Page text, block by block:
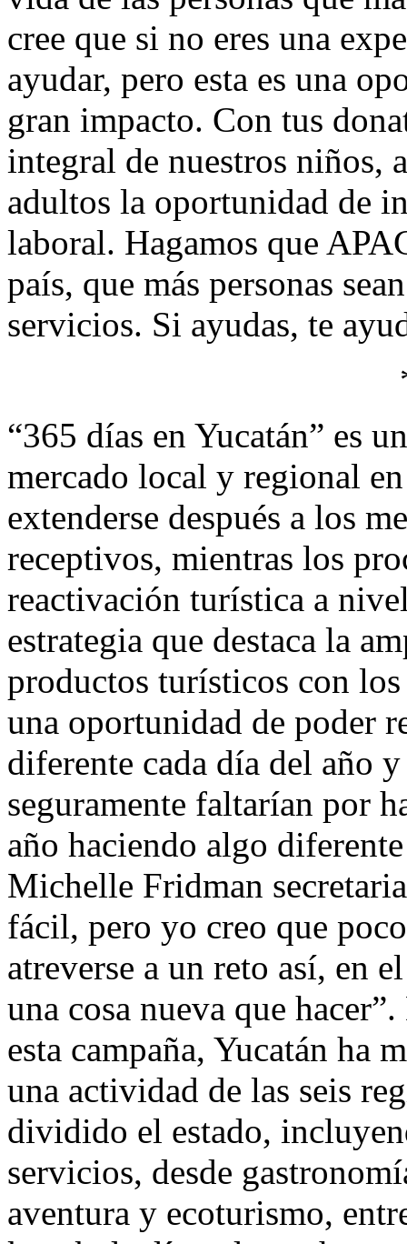
cree que si no eres una
ayudar, pero esta es una
gran impacto. Con tus
integral de nuestros niños,
adultos la oportunidad de
laboral. Hagamos que
país, que más personas
servicios. Si ayudas, te
“365 días en Yucatán” es
mercado local y regional
extenderse después a los
receptivos, mientras los
reactivación turística a
estrategia que destaca la
productos turísticos con los
una oportunidad de poder
diferente cada día del año
seguramente faltarían por
año haciendo algo
Michelle Fridman
fácil, pero yo creo que
atreverse a un reto así, en
una cosa nueva que
esta campaña, Yucatán ha
una actividad de las seis
dividido el estado,
servicios, desde
aventura y ecoturismo,